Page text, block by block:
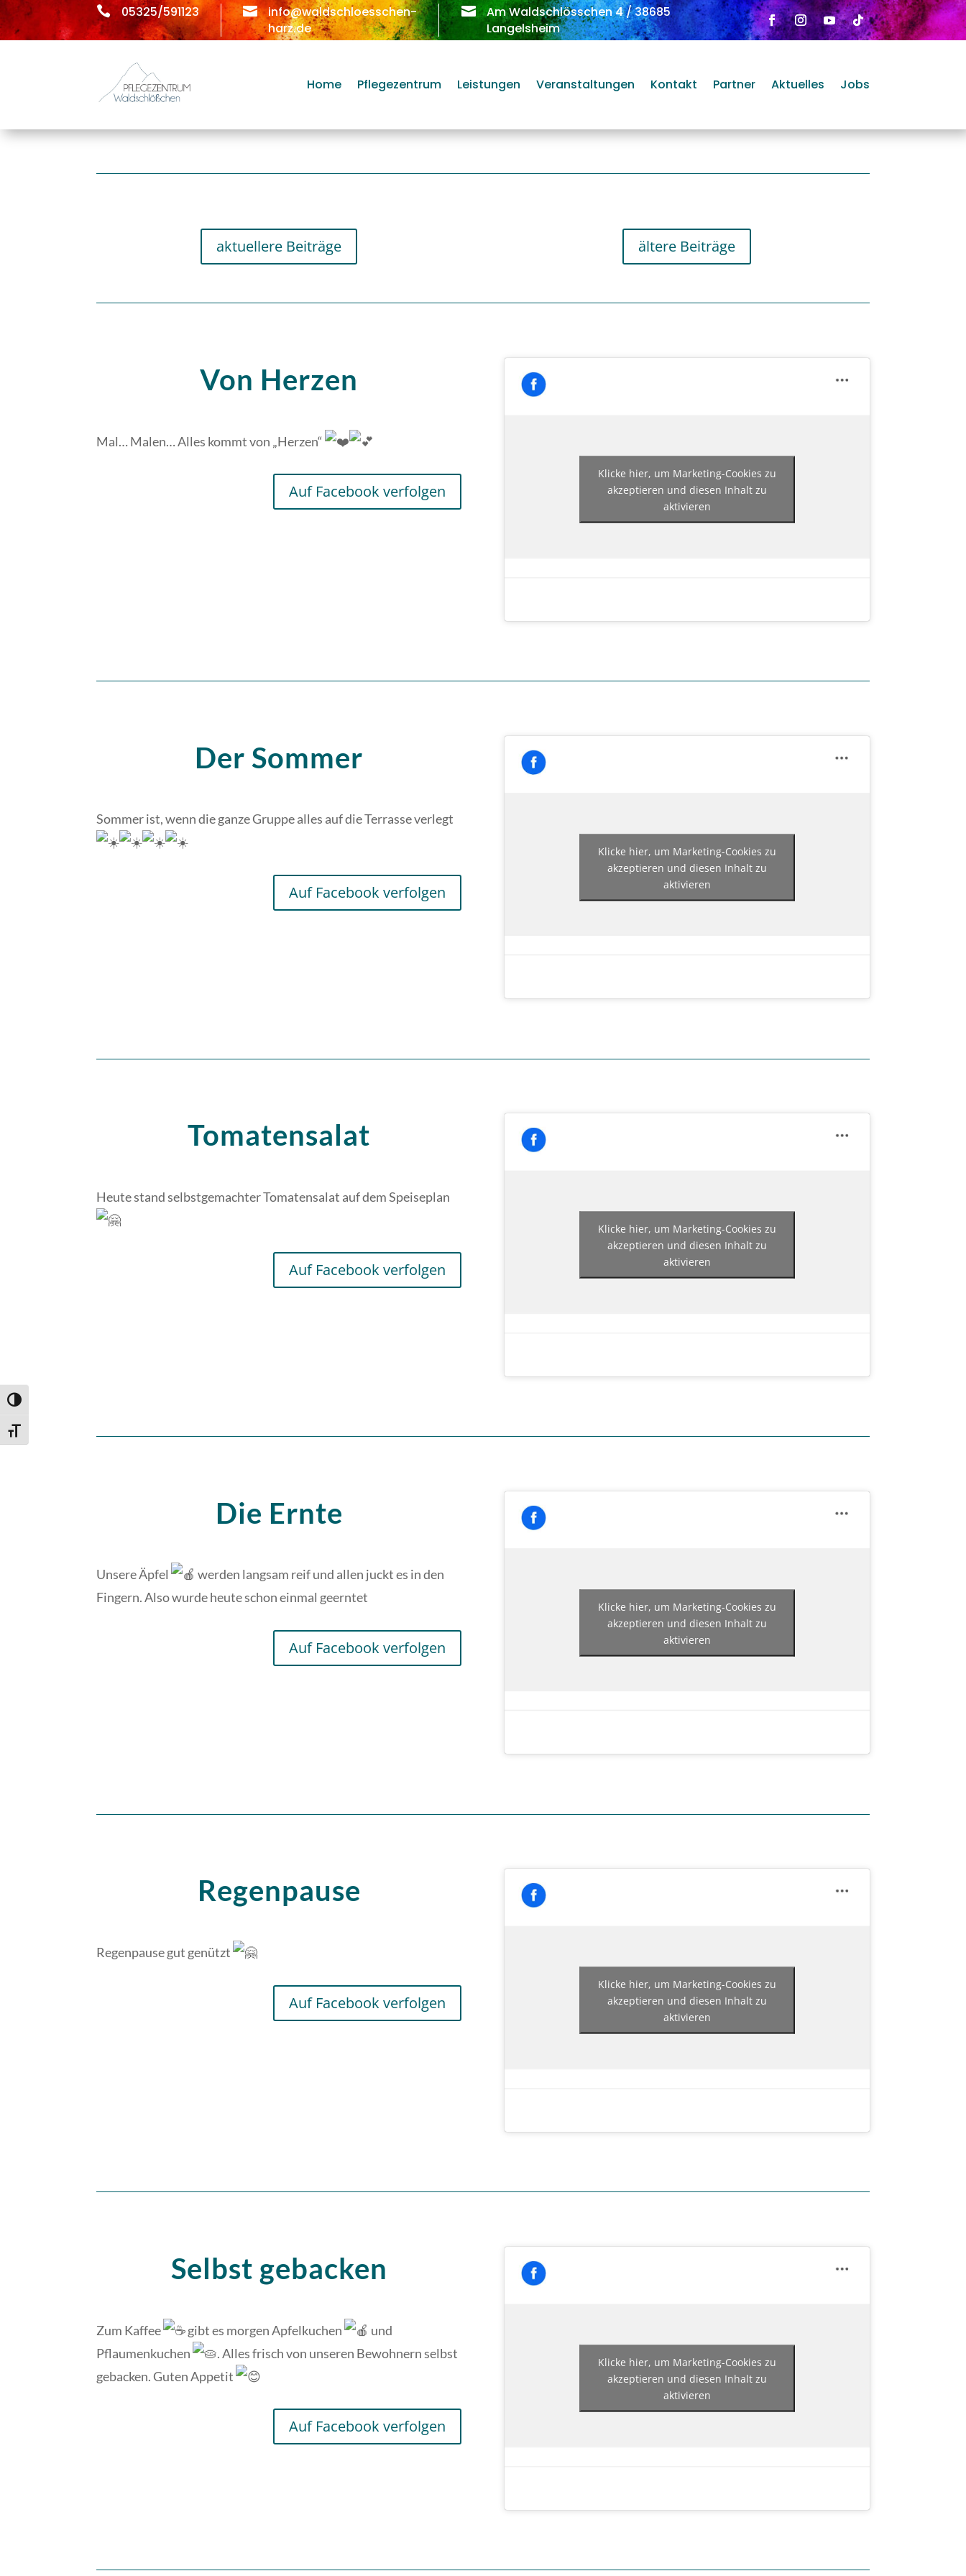
Umschalten auf hohe Kontraste
Schrift vergrößern
 05325/591123 
info@waldschloesschen-
harz.de
 Am Waldschlösschen 4/38685
Langelsheim
Home Pflegezentrum Leistungen Veranstaltungen Kontakt Partner Aktuelles Jobs
aktuellere Beiträge ältere Beiträge
Von Herzen
Mal… Malen… Alles kommt von „Herzen“
Auf Facebook verfolgen
Klicke hier, um Marketing-Cookies zu
akzeptieren und diesen Inhalt zu
aktivieren
Der Sommer
Sommer ist, wenn die ganze Gruppe alles auf die Terrasse verlegt
Auf Facebook verfolgen
Klicke hier, um Marketing-Cookies zu
akzeptieren und diesen Inhalt zu
aktivieren
Tomatensalat
Heute stand selbstgemachter Tomatensalat auf dem Speiseplan
Auf Facebook verfolgen
Klicke hier, um Marketing-Cookies zu
akzeptieren und diesen Inhalt zu
aktivieren
Die Ernte
Unsere Äpfel
werden langsam reif und allen juckt es in den
Fingern. Also wurde heute schon einmal geerntet
Auf Facebook verfolgen
Klicke hier, um Marketing-Cookies zu
akzeptieren und diesen Inhalt zu
aktivieren
Regenpause
Regenpause gut genützt
Auf Facebook verfolgen
Klicke hier, um Marketing-Cookies zu
akzeptieren und diesen Inhalt zu
aktivieren
Selbst gebacken
Zum Kaffee gibt es morgen Apfelkuchen
und
Pflaumenkuchen
. Alles frisch von unseren Bewohnern selbst
gebacken. Guten Appetit
Auf Facebook verfolgen
Klicke hier, um Marketing-Cookies zu
akzeptieren und diesen Inhalt zu
aktivieren